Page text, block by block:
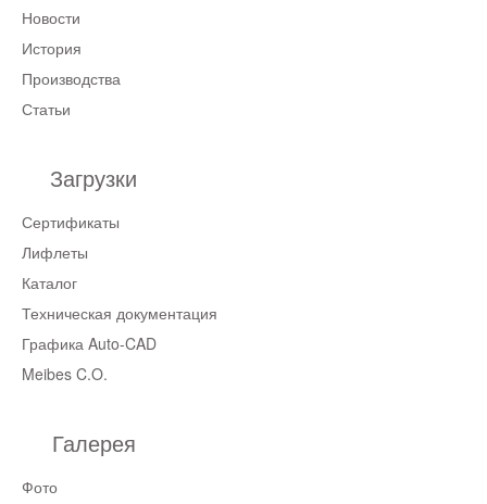
Новости
История
Производства
Статьи
Загрузки
Сертификаты
Лифлеты
Каталог
Техническая документация
Графика Auto-CAD
Meibes C.O.
Галерея
Фото